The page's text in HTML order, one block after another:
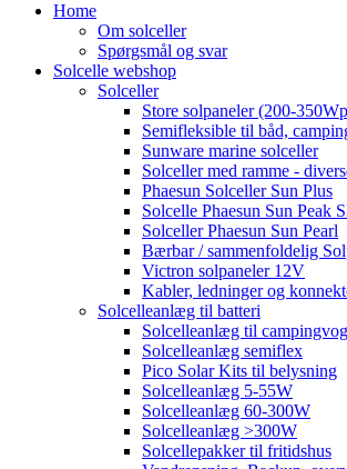
Home
Om solceller
Spørgsmål og svar
Solcelle webshop
Solceller
Store solpaneler (200-
Semifleksible til båd,
Sunware marine solceller
Solceller med ramme -
Phaesun Solceller Sun Plus
Solcelle Phaesun Sun Peak
Solceller Phaesun Sun Pearl
Bærbar / sammenfoldelig
Victron solpaneler 12V
Kabler, ledninger og
Solcelleanlæg til batteri
Solcelleanlæg til
Solcelleanlæg semiflex
Pico Solar Kits til belysning
Solcelleanlæg 5-55W
Solcelleanlæg 60-300W
Solcelleanlæg >300W
Solcellepakker til fritidshus